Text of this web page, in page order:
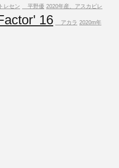
レセン 平野優 2020年産、アスカビレ
16 アカラ 2020m年